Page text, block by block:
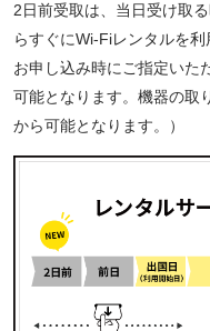
2日前受取は、当日受け取
らすぐにWi-Fiレンタルを
お申し込み時にご指定いた
可能となります。機器の取
から可能となります。）